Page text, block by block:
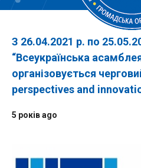
З 26.04.2021 р. по
“Всеукраїнська
організовується
perspectives and
5 років ago